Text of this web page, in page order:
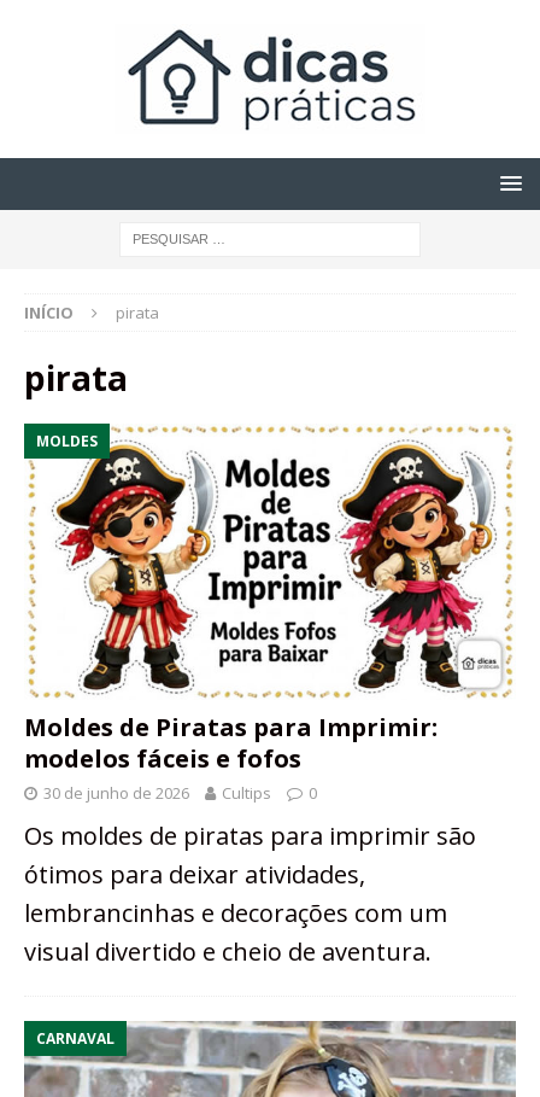
INÍCIO pirata
pirata
MOLDES
Moldes de Piratas para Imprimir:
modelos fáceis e fofos
30 de junho de 2026 Cultips 0
Os moldes de piratas para imprimir são
ótimos para deixar atividades,
lembrancinhas e decorações com um
visual divertido e cheio de aventura.
CARNAVAL